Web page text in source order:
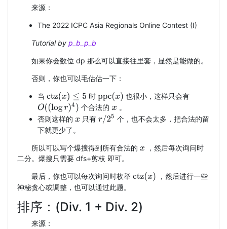
来源：
The 2022 ICPC Asia Regionals Online Contest (I)
Tutorial by p_b_p_b
如果你会数位 dp 那么可以直接往里套，显然是能做的。
否则，你也可以毛估估一下：
当 ctz(x)≤ 5 时 ppc(x)
也很小，这样只会有
O((logr)4) 个合法的x 。
否则这样的 x 只有 r/25
个，也不会太多，把合法的留
下就更少了。
所以可以写个爆搜得到所有合法的 x
，然后每次询问时
二分。爆搜只需要 dfs+剪枝 即可。
最后，你也可以每次询问时枚举 ctz(x)
，然后进行一些
神秘贪心或调整，也可以通过此题。
排序：(Div. 1 + Div. 2)
来源：